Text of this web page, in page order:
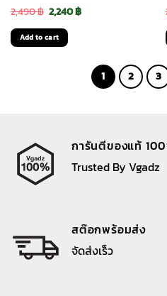
2,490฿ Original
price
was:
2,240฿Current
2,240 ฿.
Add to cart
1 2 3
การันตีของแท้
Trusted By Vgadz
สต๊อกพร้อมส่ง
จัดส่งเร็ว